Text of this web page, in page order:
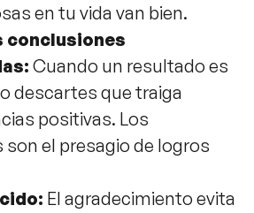
en tu vida van bien.
conclusiones
Cuando un resultado es
descartes que traiga
positivas. Los
el presagio de logros
El agradecimiento evita